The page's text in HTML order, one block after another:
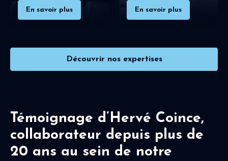
En savoir plus En savoir plus
Découvrir nos expertises
Témoignage d’Hervé Coince,
collaborateur depuis plus de
20 ans au sein de notre